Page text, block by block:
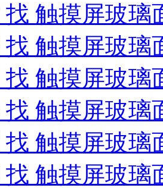
找 触摸屏玻璃
找 触摸屏玻璃
找 触摸屏玻璃
找 触摸屏玻璃
找 触摸屏玻璃
找 触摸屏玻璃